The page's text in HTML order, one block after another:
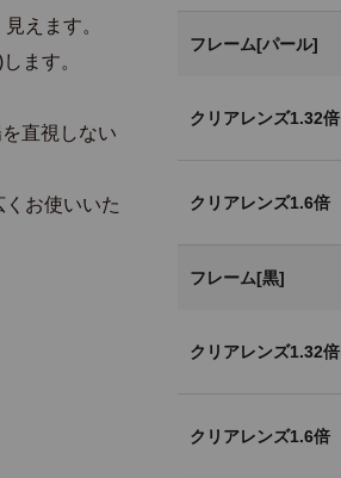
えます。
ます。
直視しない
お使いいた
フレーム[パール]
クリアレンズ1.32倍
クリアレンズ1.6倍
フレーム[黒]
クリアレンズ1.32倍
クリアレンズ1.6倍